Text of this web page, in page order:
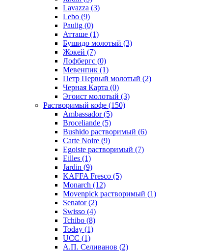
Lavazza (3)
Lebo (9)
Paulig (0)
Атташе (1)
Бушидо молотый (3)
Жокей (7)
Лофбергс (0)
Мевенпик (1)
Петр Первый молотый (2)
Черная Карта (0)
Эгоист молотый (3)
Растворимый кофе (150)
Ambassador(5)
Broceliande (5)
Bushido растворимый (6)
Carte Noire (9)
Egoiste растворимый (7)
Eilles (1)
Jardin (9)
KAFFA Fresco (5)
Monarch (12)
Movenpick растворимый (1)
Senator(2)
Swisso (4)
Tchibo (8)
Today (1)
UCC (1)
А.П. Селиванов (2)